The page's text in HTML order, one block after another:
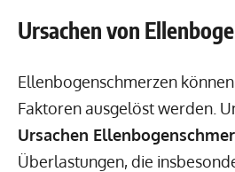
Ursachen von
Ellenbogenschmerzen
Faktoren ausgelöst werden.
Ursachen
Überlastungen, die